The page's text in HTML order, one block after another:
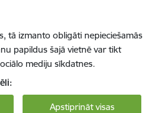
tā izmanto obligāti nepieciešamās
papildus šajā vietnē var tikt
mediju sīkdatnes.
Apstiprināt visas